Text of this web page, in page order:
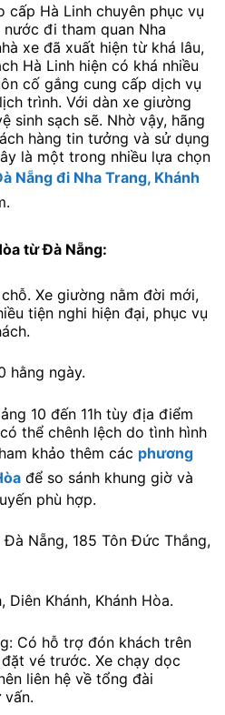
cấp Hà Linh chuyên phục vụ
đi tham quan Nha
xe đã xuất hiện từ khá lâu,
Hà Linh hiện có khá nhiều
cố gắng cung cấp dịch vụ
trình. Với dàn xe giường
sinh sạch sẽ. Nhờ vậy, hãng
hàng tin tưởng và sử dụng
là một trong nhiều lựa chọn
Nẵng đi Nha Trang, Khánh
từ Đà Nẵng:
Xe giường nằm đời mới,
tiện nghi hiện đại, phục vụ
hằng ngày.
10 đến 11h tùy địa điểm
thể chênh lệch do tình hình
khảo thêm các phương
để so sánh khung giờ và
phù hợp.
Nẵng, 185 Tôn Đức Thắng,
Khánh, Khánh Hòa.
Có hỗ trợ đón khách trên
vé trước. Xe chạy dọc
liên hệ về tổng đài